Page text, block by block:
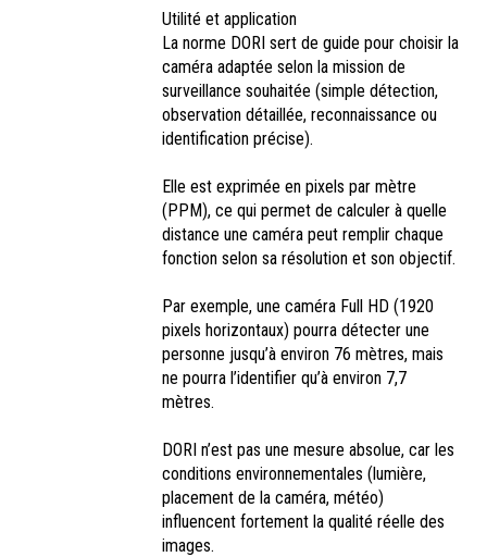
Utilité et application
La norme DORI sert de guide pour choisir la
caméra adaptée selon la mission de
surveillance souhaitée (simple détection,
observation détaillée, reconnaissance ou
identification précise).
Elle est exprimée en pixels par mètre
(PPM), ce qui permet de calculer à quelle
distance une caméra peut remplir chaque
fonction selon sa résolution et son objectif.
Par exemple, une caméra Full HD (1920
pixels horizontaux) pourra détecter une
personne jusqu’à environ 76 mètres, mais
ne pourra l’identifier qu’à environ 7,7
mètres.
DORI n’est pas une mesure absolue, car les
conditions environnementales (lumière,
placement de la caméra, météo)
influencent fortement la qualité réelle des
images.